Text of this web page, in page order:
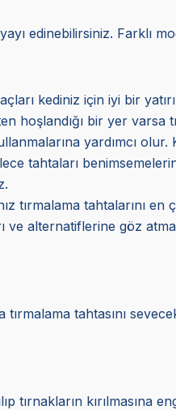
edinebilirsiniz. Farklı
kediniz için iyi bir
bir yer varsa
yardımcı
tahtaları
tırmalama tahtalarını en
ve alternatiflerine göz
tahtasını
tırnakların kırılmasına